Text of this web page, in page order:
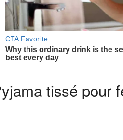
tissé pour